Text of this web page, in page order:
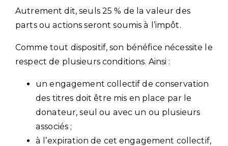
Autrement dit, seuls 25 % de la valeur des
parts ou actions seront soumis à l’impôt.
Comme tout dispositif, son bénéfice nécessite le
respect de plusieurs conditions. Ainsi :
un engagement collectif de conservation
des titres doit être mis en place par le
donateur, seul ou avec un ou plusieurs
associés ;
à l’expiration de cet engagement collectif,